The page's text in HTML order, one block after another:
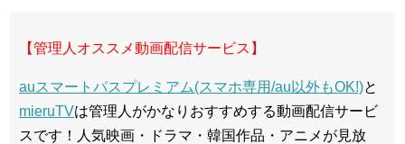
【管理人オススメ動画配信サービス】
auスマートパスプレミアム(スマホ専用/au以外もOK!)と
mieruTVは管理人がかなりおすすめする動画配信サービ
スです！人気映画・ドラマ・韓国作品・アニメが見放